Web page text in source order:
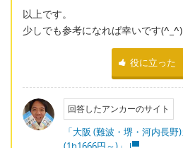
以上です。
少しでも参考になれば幸いです(^_^)
役に立った
回答したアンカーのサイト
「大阪 (難波・堺・河内長